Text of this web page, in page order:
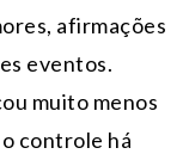
afirmações
eventos.
muito menos
controle há